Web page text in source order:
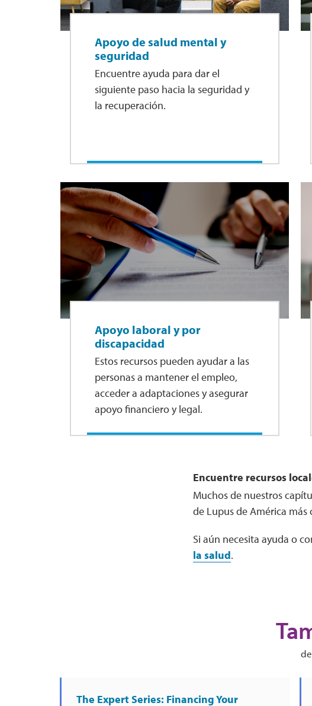
Apoyo de salud mental y
seguridad
Encuentre ayuda para dar el
siguiente paso hacia la seguridad y
la recuperación.
Apoyo laboral y por
discapacidad
Estos recursos pueden ayudar a las
personas a mantener el empleo,
acceder a adaptaciones y asegurar
apoyo financiero y legal.
Encuentre recursos
Muchos de nuestros
de Lupus de América más
Si aún necesita ayuda o
la salud.
The Expert Series: Financing Your